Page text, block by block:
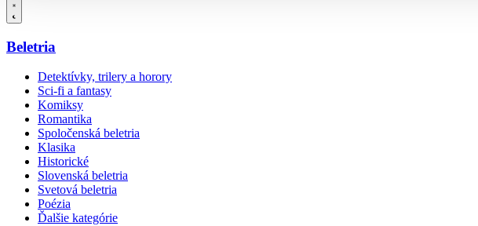
Beletria
Detektívky, trilery a horory
Sci-fi a fantasy
Komiksy
Romantika
Spoločenská beletria
Klasika
Historické
Slovenská beletria
Svetová beletria
Poézia
Ďalšie kategórie